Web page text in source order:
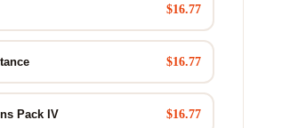
$16.77
$16.77
Pack IV $16.77